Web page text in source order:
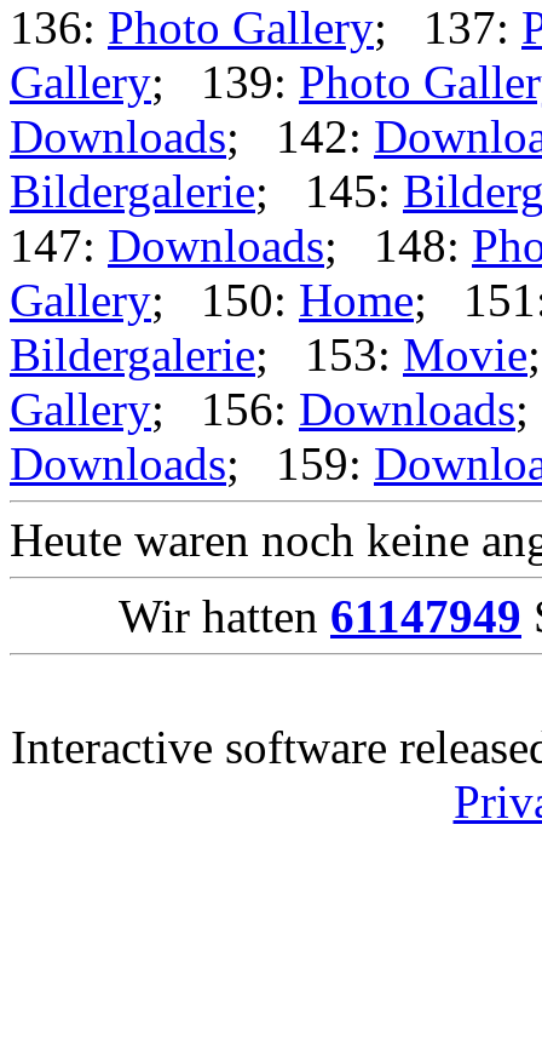
136: Photo Gallery; 137:
Gallery; 139: Photo
Downloads; 142:
Bildergalerie; 145:
147: Downloads; 148:
Gallery; 150: Home;
Bildergalerie; 153: Movie
Gallery; 156: Downloads
Downloads; 159:
Heute waren noch keine
Wir hatten 61147949
Interactive software